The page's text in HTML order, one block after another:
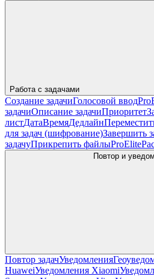
Работа с задачами
Создание задачиГолосовой вводPro
задачиОписание задачиПриоритет
листДатаВремяДедлайн
для задач (шифрование)Завершить
задачуПрикрепить файлыProElite
Повтор и
Повтор задачУведомления
HuaweiУведомления Xiaomi